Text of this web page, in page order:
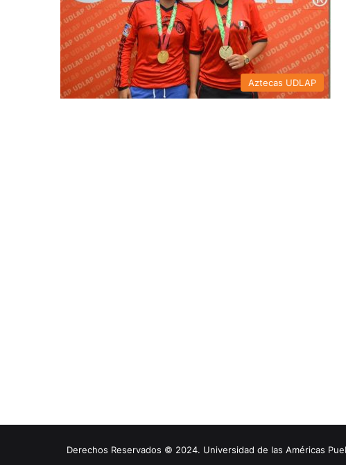
Aztecas UDLAP
Derechos Reservados © 2024. Universidad de las Américas